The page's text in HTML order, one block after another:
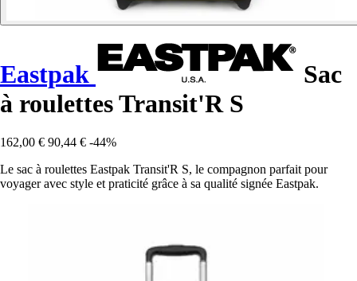
Eastpak
Sac
à roulettes Transit'R S
162,00 € 90,44 € -44%
Le sac à roulettes Eastpak Transit'R S, le compagnon parfait pour
voyager avec style et praticité grâce à sa qualité signée Eastpak.